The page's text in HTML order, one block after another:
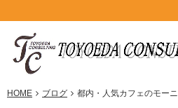
HOME ブログ 都内・人気カフェのモー